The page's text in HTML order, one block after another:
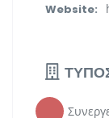
Website: